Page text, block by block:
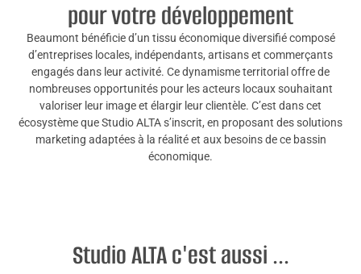
pour votre développement
Beaumont bénéficie d’un tissu économique diversifié composé
d’entreprises locales, indépendants, artisans et commerçants
engagés dans leur activité. Ce dynamisme territorial offre de
nombreuses opportunités pour les acteurs locaux souhaitant
valoriser leur image et élargir leur clientèle. C’est dans cet
écosystème que Studio ALTA s’inscrit, en proposant des solutions
marketing adaptées à la réalité et aux besoins de ce bassin
économique.
Studio ALTA c'est aussi ...